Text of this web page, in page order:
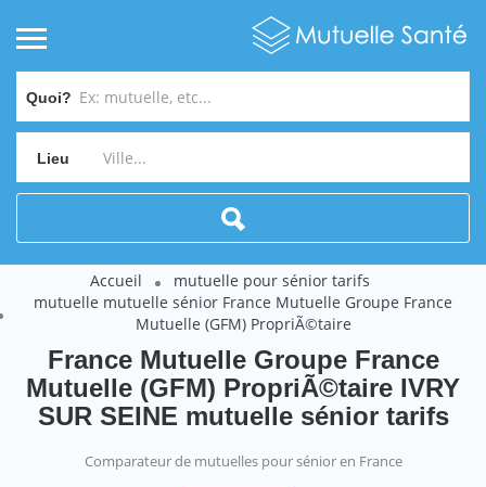
Quoi?
Lieu
Accueil
mutuelle pour sénior tarifs
mutuelle mutuelle sénior France Mutuelle Groupe France
Mutuelle (GFM) PropriÃ©taire
France Mutuelle Groupe France
Mutuelle (GFM) PropriÃ©taire IVRY
SUR SEINE mutuelle sénior tarifs
Comparateur de mutuelles pour sénior en France